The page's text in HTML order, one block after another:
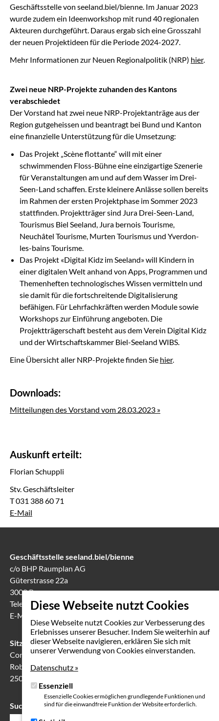
Diese Webseite nutzt Cookies
Diese Webseite nutzt Cookies zur Verbesserung des
Erlebnisses unserer Besucher. Indem Sie weiterhin auf
dieser Webseite navigieren, erklären Sie sich mit
unserer Verwendung von Cookies einverstanden.
Datenschutz »
Essenziell
Essenzielle Cookies ermöglichen grundlegende Funktionen und
sind für die einwandfreie Funktion der Website erforderlich.
Geschäftsstelle von seeland.biel/bienne. Im Januar 2023
wurde zudem ein Ideenworkshop mit rund 40 regionalen
Akteuren durchgeführt. Daraus ergab sich eine Grosszahl
der neuen Projektideen für die Periode 2024-2027.
Mehr Informationen zur Neuen Regionalpolitik (NRP) hier.
Zwei neue NRP-Projekte zuhanden des Kantons
verabschiedet
Der Vorstand hat zwei neue NRP-Projektanträge aus der
Region gutgeheissen und beantragt bei Bund und Kanton
eine finanzielle Unterstützung für die Umsetzung:
Das Projekt „Scène flottante“ will mit einer
schwimmenden Floss-Bühne eine einzigartige Szenerie
für Veranstaltungen am und auf dem Wasser im Drei-
Seen-Land schaffen. Erste kleinere Anlässe sollen bereits
im Rahmen der ersten Projektphase im Sommer 2023
stattfinden. Projektträger sind Jura Drei-Seen-Land,
Tourismus Biel Seeland, Jura bernois Tourisme,
Neuchâtel Tourisme, Murten Tourismus und Yverdon-
les-bains Tourisme.
Das Projekt «Digital Kidz im Seeland» will Kindern in
einer digitalen Welt anhand von Apps, Programmen und
Themenheften technologisches Wissen vermitteln und
sie damit für die fortschreitende Digitalisierung
befähigen. Für Lehrfachkräften werden Module sowie
Workshops zur Einführung angeboten. Die
Projektträgerschaft besteht aus dem Verein Digital Kidz
und der Wirtschaftskammer Biel-Seeland WIBS.
Eine Übersicht aller NRP-Projekte finden Sie hier.
Downloads:
Mitteilungen des Vorstand vom 28.03.2023 »
Auskunft erteilt:
Florian Schuppli
Stv. Geschäftsleiter
T 031 388 60 71
E-Mail
Geschäftsstelle seeland.biel/bienne
c/o BHP Raumplan AG
Güterstrasse 22a
3008 Bern
Telefon031 388 60 60
E-Mail
Sitzungslokal in Biel
Communication Center
Robert-Walser-Platz 7
2503 Biel
Suchfeld
Suche